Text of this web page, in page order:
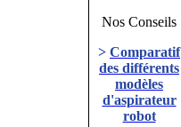
Nos Conseils
> Comparatif
des différents
modèles
d'aspirateur
robot